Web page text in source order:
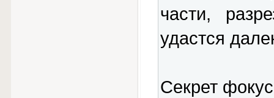
части,
удастся
Секрет